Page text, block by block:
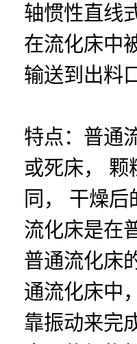
轴惯性直线
在流化床中
输送到出料
特点：普通
或死床， 颗
同， 干燥
流化床是在
普通流化床
通流化床中
靠振动来完